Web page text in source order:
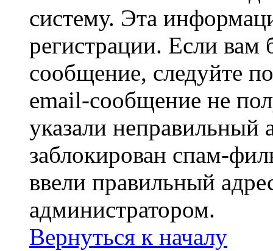
систему. Эта
регистрации. Если
сообщение, следуйте
email-сообщение не
указали неправильный
заблокирован спам-
ввели правильный
администратором.
Вернуться к началу